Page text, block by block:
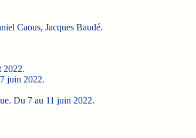
Caous, Jacques Baudé.
2022.
juin 2022.
. Du 7 au 11 juin 2022.